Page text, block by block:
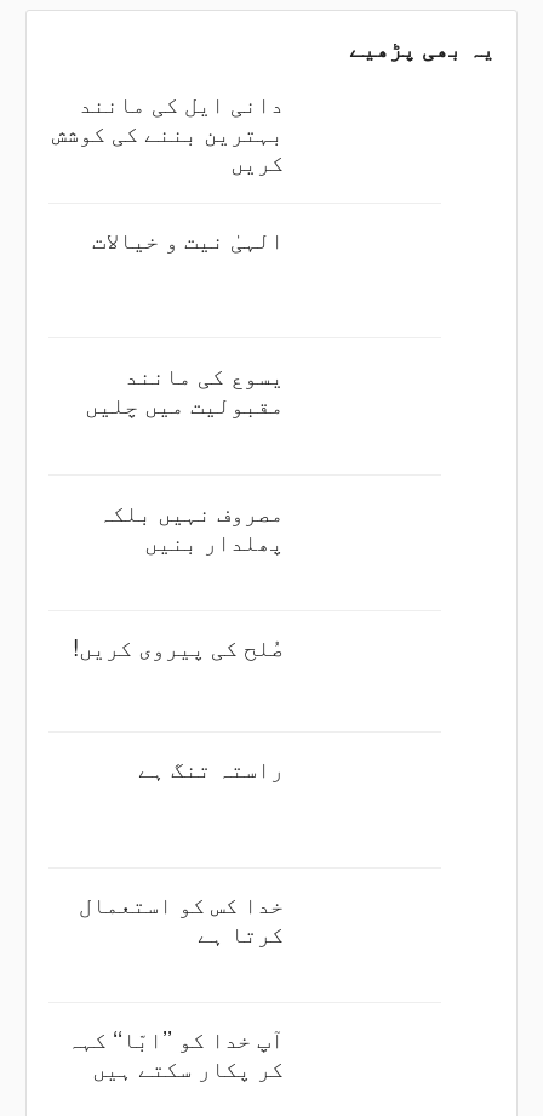
یہ بھی پڑھیے
دانی ایل کی مانند
بہترین بننے کی کوشش
کریں
الہیٰ نیت و خیالات
یسوع کی مانند
مقبولیت میں چلیں
مصروف نہیں بلکہ
پھلدار بنیں
صُلح کی پیروی کریں!
راستہ تنگ ہے
خدا کس کو استعمال
کرتا ہے
آپ خدا کو ’’ابّا‘‘ کہہ
کر پکار سکتے ہیں